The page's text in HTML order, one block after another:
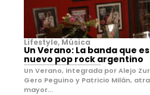
Lifestyle, Música
Un Verano: La banda que
nuevo pop rock argentino
Un Verano, integrada por Alejo
Gero Peguino y Patricio Milán,
mayor...